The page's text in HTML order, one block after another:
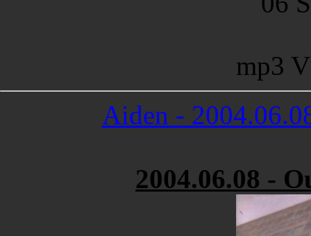
mp3
Aiden -
2004.06.08 -